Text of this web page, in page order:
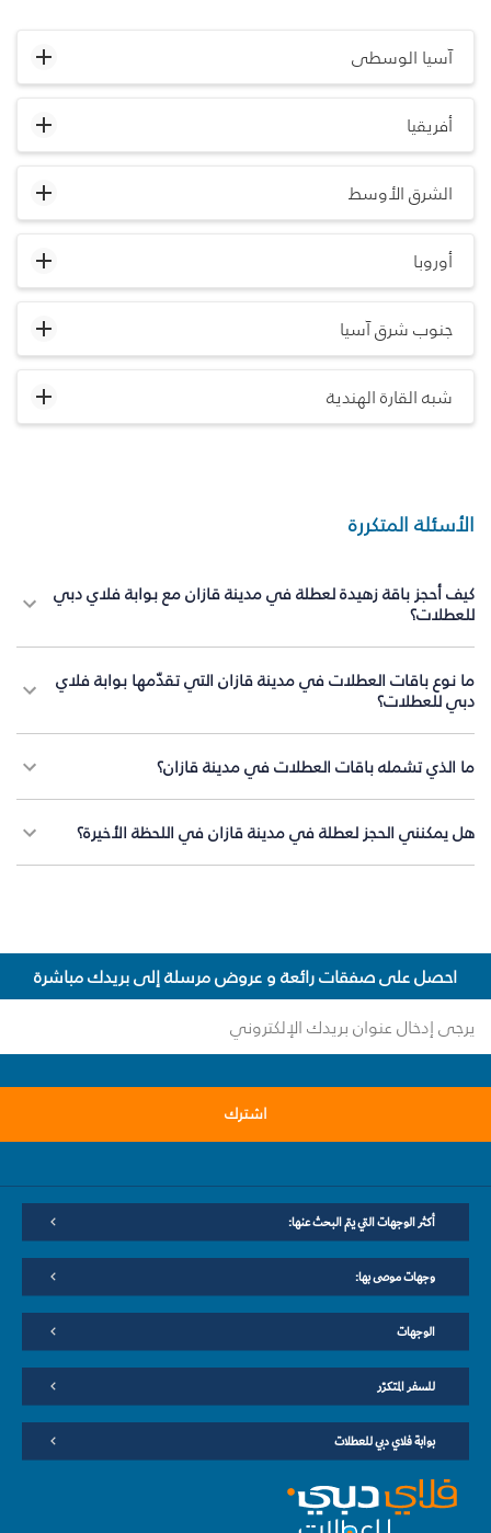
آسيا الوسطى
أفريقيا
الشرق الأوسط
أوروبا
جنوب شرق آسيا
شبه القارة الهندية
الأسئلة المتكررة
كيف أحجز باقة زهيدة لعطلة في مدينة قازان مع بوابة فلاي دبي
للعطلات؟
ما نوع باقات العطلات في مدينة قازان التي تقدّمها بوابة فلاي
دبي للعطلات؟
ما الذي تشمله باقات العطلات في مدينة قازان؟
هل يمكنني الحجز لعطلة في مدينة قازان في اللحظة الأخيرة؟
احصل على صفقات رائعة و عروض مرسلة إلى بريدك مباشرة
اشترك
أكثر الوجهات التي يتم البحث عنها:
وجهات موصى بها:
الوجهات
للسفر المتكرّر
بوابة فلاي دبي للعطلات